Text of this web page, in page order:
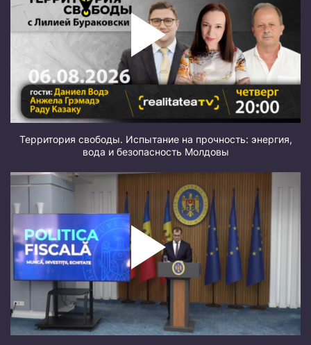
Территория свободы. Испытание на прочность: энергия,
вода и безопасность Молдовы